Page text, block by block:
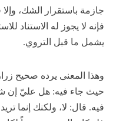
جازمة باستقرار الشك،
فإنه لا يجوز له الاستناد
يشمل ما قبل التروي.
وهذا المعنى يرده صحيح
حيث جاء فيه: هل عليّ إن
فيه. قال: لا، ولكنك إنما